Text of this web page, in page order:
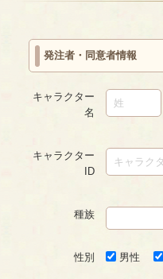
ジ
発注者・同意者情報
キャラクター
名
キャラクター
ID
種族
性別 男性